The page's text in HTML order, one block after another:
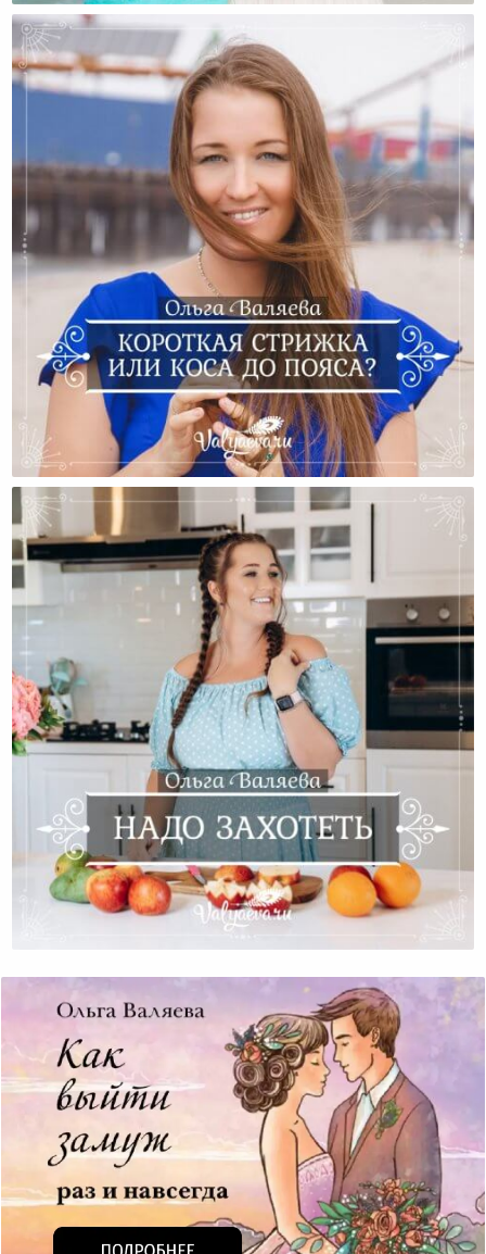
Короткая Стрижка Или Коса До Пояса?
Надо Захотеть